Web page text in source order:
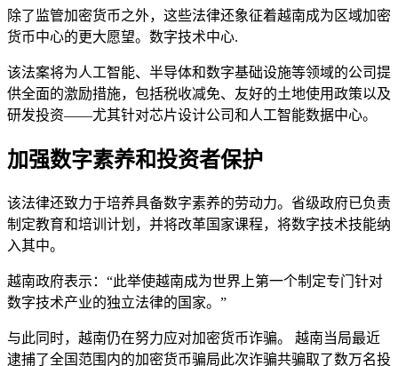
除了监管加密货币之外，这些法律还象征着越南成为区域加密
货币中心的更大愿望。数字技术中心.
该法案将为人工智能、半导体和数字基础设施等领域的公司提
供全面的激励措施，包括税收减免、友好的土地使用政策以及
研发投资——尤其针对芯片设计公司和人工智能数据中心。
加强数字素养和投资者保护
该法律还致力于培养具备数字素养的劳动力。省级政府已负责
制定教育和培训计划，并将改革国家课程，将数字技术技能纳
入其中。
越南政府表示：“此举使越南成为世界上第一个制定专门针对
数字技术产业的独立法律的国家。”
与此同时，越南仍在努力应对加密货币诈骗。 越南当局最近
逮捕了全国范围内的加密货币骗局此次诈骗共骗取了数万名投